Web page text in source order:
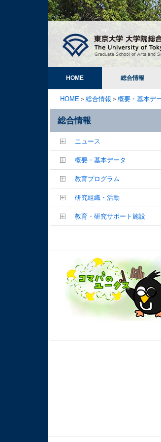
HOME 総合情報
HOME ＞ 総合情報 ＞ 概要・基本デ
総合情報
ニュース
概要・基本データ
教育プログラム
研究組織・活動
教育・研究サポート施設